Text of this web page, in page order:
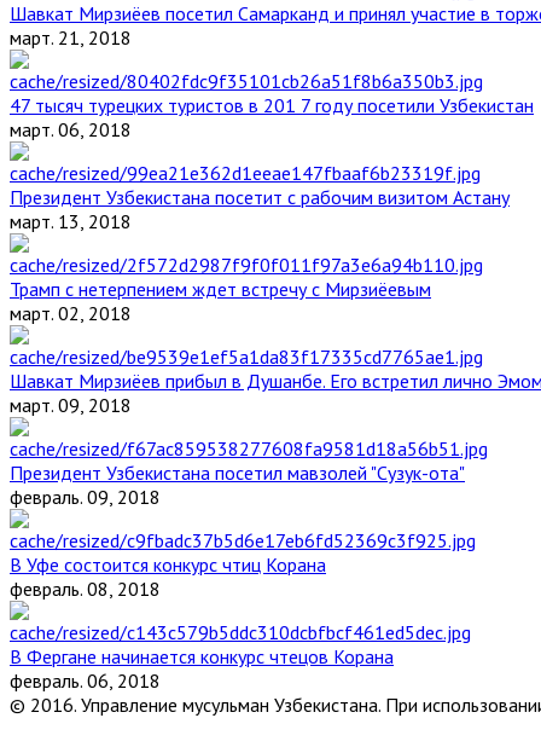
Шавкат Мирзиёев посетил Самарканд и принял участие в
март. 21, 2018
47 тысяч турецких туристов в 201 7 году посетили Узбекистан
март. 06, 2018
Президент Узбекистана посетит с рабочим визитом Астану
март. 13, 2018
Трамп с нетерпением ждет встречу с Мирзиёевым
март. 02, 2018
Шавкат Мирзиёев прибыл в Душанбе. Его встретил лично
март. 09, 2018
Президент Узбекистана посетил мавзолей "Сузук-ота"
февраль. 09, 2018
В Уфе состоится конкурс чтиц Корана
февраль. 08, 2018
В Фергане начинается конкурс чтецов Корана
февраль. 06, 2018
© 2016. Управление мусульман Узбекистана. При